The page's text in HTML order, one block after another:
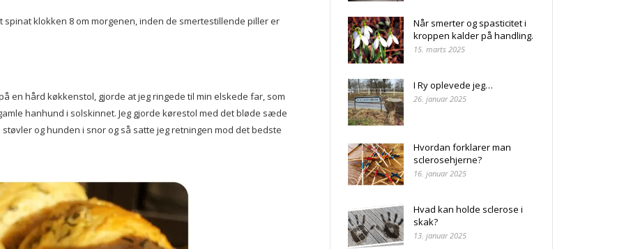
klokken 8 om morgenen, inden de smertestillende piller er
en hård køkkenstol, gjorde at jeg ringede til min elskede far, som
hanhund i solskinnet. Jeg gjorde kørestol med det bløde sæde
og hunden i snor og så satte jeg retningen mod det bedste
Når smerter og spasticitet i
kroppen kalder på handling.
15. marts 2025
I Ry oplevede jeg…
26. januar 2025
Hvordan forklarer man
sclerosehjerne?
16. januar 2025
Hvad kan holde sclerose i
skak?
13. januar 2025